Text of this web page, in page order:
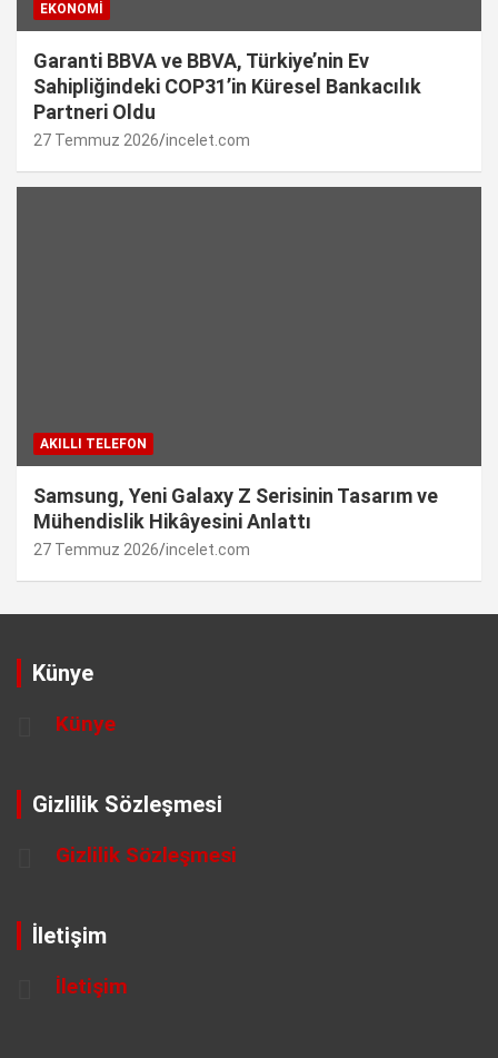
EKONOMI
Garanti BBVA ve BBVA, Türkiye’nin Ev
Sahipliğindeki COP31’in Küresel Bankacılık
Partneri Oldu
27 Temmuz 2026 incelet.com
AKILLI TELEFON
Samsung, Yeni Galaxy Z Serisinin Tasarım ve
Mühendislik Hikâyesini Anlattı
27 Temmuz 2026 incelet.com
Künye
Künye
Gizlilik Sözleşmesi
Gizlilik Sözleşmesi
İletişim
İletişim